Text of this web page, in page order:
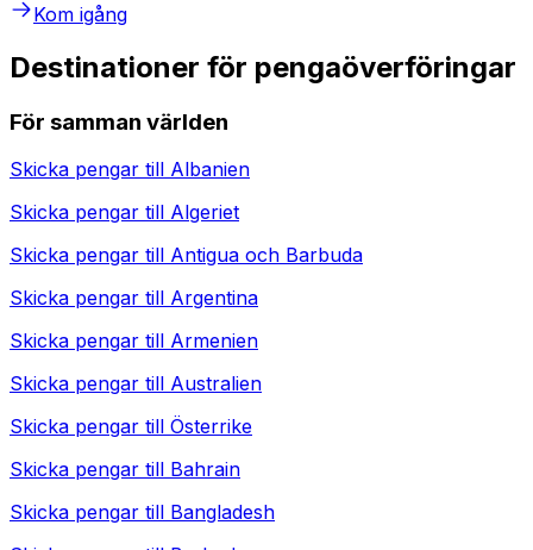
Kom igång
Destinationer för pengaöverföringar
För samman världen
Skicka pengar till Albanien
Skicka pengar till Algeriet
Skicka pengar till Antigua och Barbuda
Skicka pengar till Argentina
Skicka pengar till Armenien
Skicka pengar till Australien
Skicka pengar till Österrike
Skicka pengar till Bahrain
Skicka pengar till Bangladesh